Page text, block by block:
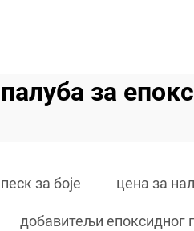
палуба за
за боје цена за
добавитељи епоксидног